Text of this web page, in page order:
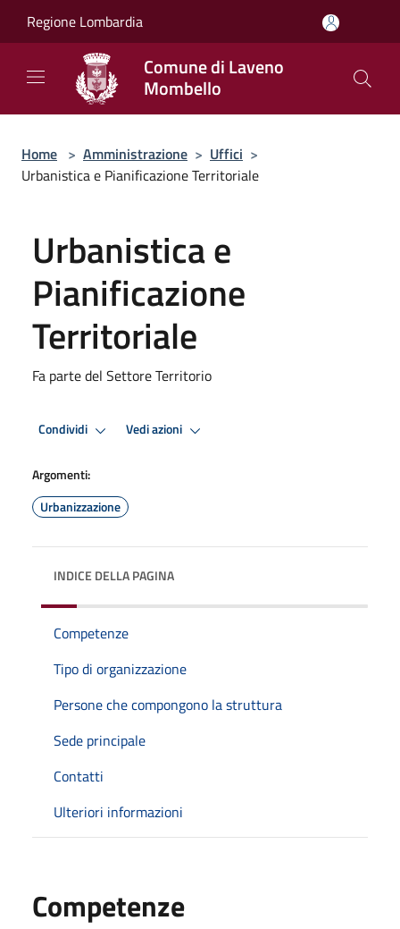
Regione Lombardia
Comune di Laveno
Mombello
Home > Amministrazione > Uffici >
Urbanistica e Pianificazione Territoriale
Urbanistica e
Pianificazione
Territoriale
Fa parte del Settore Territorio
Condividi Vedi azioni
Argomenti:
Urbanizzazione
INDICE DELLA PAGINA
Competenze
Tipo di organizzazione
Persone che compongono la struttura
Sede principale
Contatti
Ulteriori informazioni
Competenze